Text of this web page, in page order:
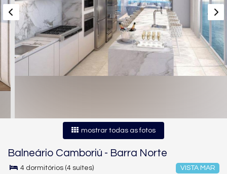
mostrar todas as fotos
Balneário Camboriú - Barra Norte
VISTA MAR
4 dormitórios (4 suítes)